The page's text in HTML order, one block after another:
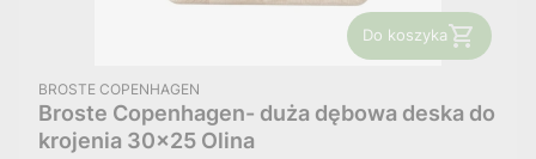
Do koszyka
PRODUCENT
BROSTE COPENHAGEN
Broste Copenhagen- duża dębowa deska do
krojenia 30x25 Olina